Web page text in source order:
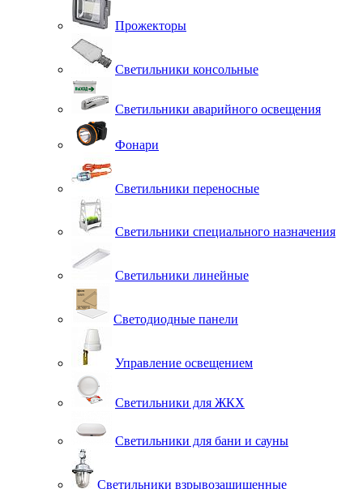
Прожекторы
Светильники консольные
Светильники аварийного освещения
Фонари
Светильники переносные
Светильники специального назначения
Светильники линейные
Светодиодные панели
Управление освещением
Светильники для ЖКХ
Светильники для бани и сауны
Светильники взрывозащищенные